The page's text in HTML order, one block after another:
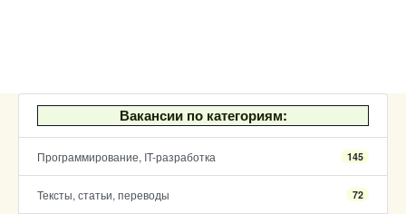
Вакансии по категориям:
Программирование, IT-разработка 145
Тексты, статьи, переводы 72